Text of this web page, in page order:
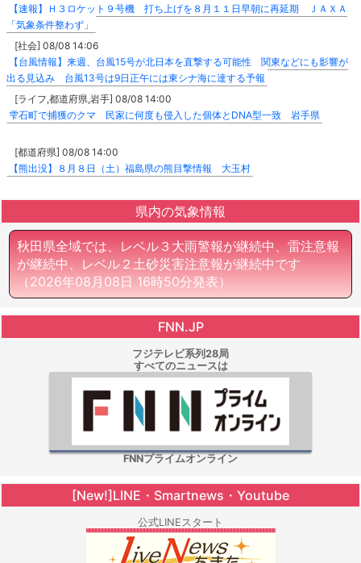
【速報】Ｈ３ロケット９号機 打ち上げを８月１１日早朝に再延期 ＪＡＸＡ
「気象条件整わず」
[社会] 08/08 14:06
【台風情報】来週、台風15号が北日本を直撃する可能性 関東などにも影響が
出る見込み 台風13号は9日正午には東シナ海に達する予報
[ライフ,都道府県,岩手] 08/08 14:00
雫石町で捕獲のクマ 民家に何度も侵入した個体とDNA型一致 岩手県
[都道府県] 08/08 14:00
【熊出没】８月８日（土）福島県の熊目撃情報 大玉村
県内の気象情報
秋田県全域では、レベル３大雨警報が継続中、雷注意報
が継続中、レベル２土砂災害注意報が継続中です
（2026年08月08日 16時50分発表）
FNN.JP
フジテレビ系列28局
すべてのニュースは
FNNプライムオンライン
[New!]LINE・Smartnews・Youtube
公式LINEスタート